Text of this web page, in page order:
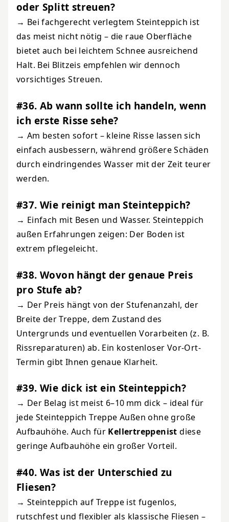
oder Splitt streuen?
→ Bei fachgerecht verlegtem Steinteppich ist
das meist nicht nötig – die raue Oberfläche
bietet auch bei leichtem Schnee ausreichend
Halt. Bei Blitzeis empfehlen wir dennoch
vorsichtiges Streuen.
#36. Ab wann sollte ich handeln, wenn
ich erste Risse sehe?
→ Am besten sofort – kleine Risse lassen sich
einfach ausbessern, während größere Schäden
durch eindringendes Wasser mit der Zeit teurer
werden.
#37. Wie reinigt man Steinteppich?
→ Einfach mit Besen und Wasser. Steinteppich
außen Erfahrungen zeigen: Der Boden ist
extrem pflegeleicht.
#38. Wovon hängt der genaue Preis
pro Stufe ab?
→ Der Preis hängt von der Stufenanzahl, der
Breite der Treppe, dem Zustand des
Untergrunds und eventuellen Vorarbeiten (z. B.
Rissreparaturen) ab. Ein kostenloser Vor-Ort-
Termin gibt Ihnen genaue Klarheit.
#39. Wie dick ist ein Steinteppich?
→ Der Belag ist meist 6–10 mm dick – ideal für
jede Steinteppich Treppe Außen ohne große
Aufbauhöhe. Auch für Kellertreppenist diese
geringe Aufbauhöhe ein großer Vorteil.
#40. Was ist der Unterschied zu
Fliesen?
→ Steinteppich auf Treppe ist fugenlos,
rutschfest und flexibler als klassische Fliesen –